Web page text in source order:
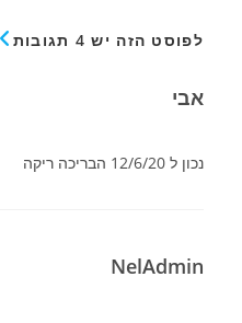
לפוסט הזה יש 4 תגובות
אבי
נכון ל 12/6/20 הבריכה ריקה
NelAdmin